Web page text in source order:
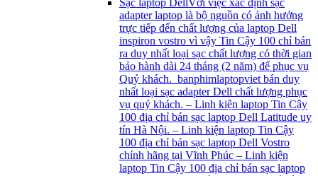
Sạc laptop DellVới việc xác định sạc
adapter laptop là bộ nguồn có ảnh hưởng
trực tiếp đến chất lượng của laptop Dell
inspiron vostro vì vậy Tin Cậy 100 chỉ bán
ra duy nhất loại sạc chất lượng có thời gian
bảo hành dài 24 tháng (2 năm) để phục vụ
Quý khách. banphimlaptopviet bán duy
nhất loại sạc adapter Dell chất lượng phục
vụ quý khách. – Linh kiện laptop Tin Cậy
100 địa chỉ bán sạc laptop Dell Latitude uy
tín Hà Nội. – Linh kiện laptop Tin Cậy
100 địa chỉ bán sạc laptop Dell Vostro
chính hãng tại Vĩnh Phúc – Linh kiện
laptop Tin Cậy 100 địa chỉ bán sạc laptop